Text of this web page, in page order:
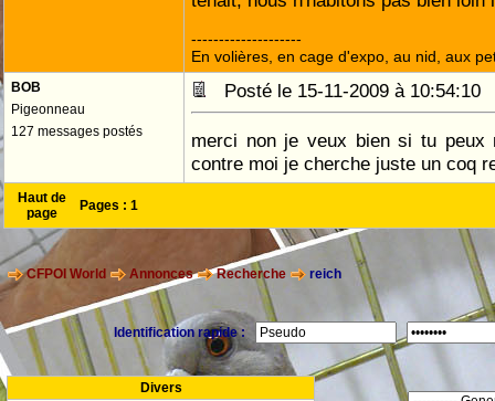
--------------------
En volières, en cage d'expo, au nid, aux
BOB
Pigeonneau
127 messages postés
Posté le 15-11-2009 à
merci non je veux bien si tu peux
contre moi je cherche juste un coq
Haut de
page
Pages : 1
CFPOI World Annonces Recherche reich
Identification rapide :
Divers